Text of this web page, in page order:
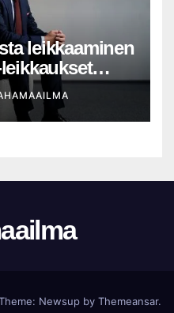
leikkaaminen
Newsupby Themeansar.